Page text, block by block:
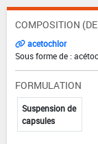
COMPOSITION
acetochlor
Sous forme de :
FORMULATION
Suspension de
capsules